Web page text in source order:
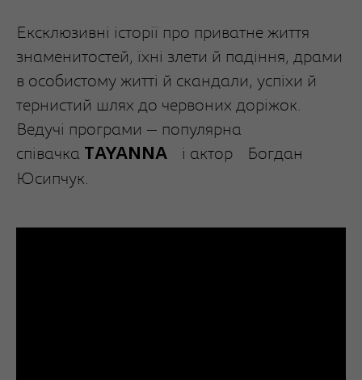
Ексклюзивні історії про приватне життя
знаменитостей, їхні злети й падіння, драми
в особистому житті й скандали, успіхи й
тернистий шлях до червоних доріжок.
Ведучі програми — популярна
співачка TAYANNA і актор
Богдан
Юсипчук.